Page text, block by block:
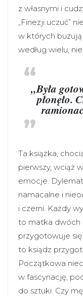
z własnymi i
„Finezji uczuć”
w których buzują
według wielu,
„Była
płonęło.
Ta książka,
pierwszy, wciąż
emocje.
namacalne i
i czerni. Każdy
to matka dwóch
przygotowuje
to ksiądz
Początkowa
w fascynację,
do sztuki. Czy